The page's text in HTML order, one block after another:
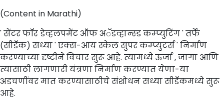
(Content in Marathi)
' सेंटर फॉर डेव्हलपमेंट ऑफ अॅडव्हान्स्ड कम्प्युटिंग ' तर्फे
(सीडॅक) सध्या ' एक्स-आय स्केल सुपर कम्प्युटर्स ' निर्माण
करण्याच्या दृष्टीने विचार सुरू आहे. त्यामध्ये ऊर्जा , जागा आणि
त्यासाठी लागणारी यंत्रणा निर्माण करण्यात येणा-या
अडचणींवर मात करण्यासाठीचे संशोधन सध्या सीडॅकमध्ये सुरू
आहे.